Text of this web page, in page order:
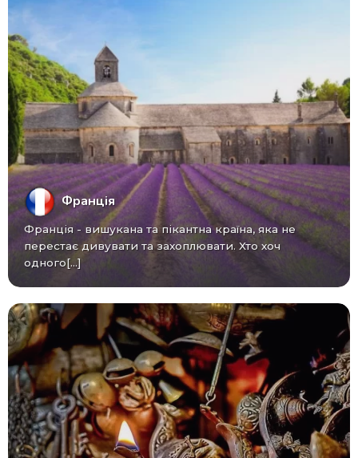
Франція
Франція - вишукана та пікантна країна, яка не
перестає дивувати та захоплювати. Хто хоч
одного[...]